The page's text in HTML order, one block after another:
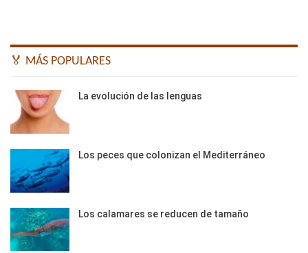
🏅 MÁS POPULARES
La evolución de las lenguas
Los peces que colonizan el Mediterráneo
Los calamares se reducen de tamaño